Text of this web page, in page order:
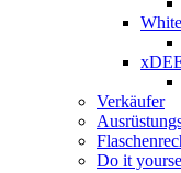
Verkäufer
Do it